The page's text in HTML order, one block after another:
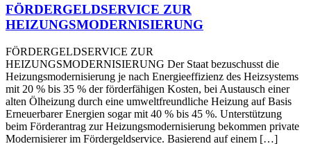
FÖRDERGELDSERVICE ZUR
HEIZUNGSMODERNISIERUNG
FÖRDERGELDSERVICE ZUR
HEIZUNGSMODERNISIERUNG Der Staat bezuschusst die
Heizungsmodernisierung je nach Energieeffizienz des Heizsystems
mit 20 % bis 35 % der förderfähigen Kosten, bei Austausch einer
alten Ölheizung durch eine umweltfreundliche Heizung auf Basis
Erneuerbarer Energien sogar mit 40 % bis 45 %. Unterstützung
beim Förderantrag zur Heizungsmodernisierung bekommen private
Modernisierer im Fördergeldservice. Basierend auf einem […]